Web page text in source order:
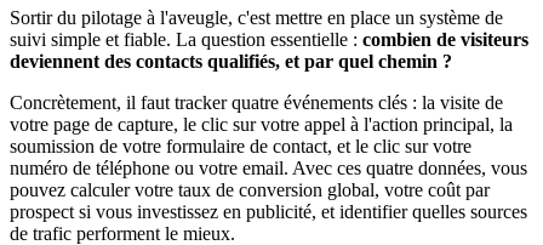
Sortir du pilotage à l'aveugle, c'est mettre en place un système de
suivi simple et fiable. La question essentielle : combien de visiteurs
deviennent des contacts qualifiés, et par quel chemin ?
Concrètement, il faut tracker quatre événements clés : la visite de
votre page de capture, le clic sur votre appel à l'action principal, la
soumission de votre formulaire de contact, et le clic sur votre
numéro de téléphone ou votre email. Avec ces quatre données, vous
pouvez calculer votre taux de conversion global, votre coût par
prospect si vous investissez en publicité, et identifier quelles sources
de trafic performent le mieux.